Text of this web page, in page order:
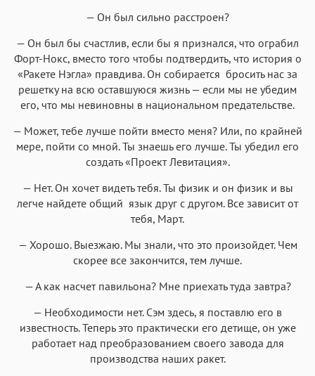
— Он был сильно расстроен?
— Он был бы счастлив, если бы я признался, что ограбил
Форт-Нокс, вместо того чтобы подтвердить, что история о
«Ракете Нэгла» правдива. Он собирается бросить нас за
решетку на всю оставшуюся жизнь — если мы не убедим
его, что мы невиновны в национальном предательстве.
— Может, тебе лучше пойти вместо меня? Или, по крайней
мере, пойти со мной. Ты знаешь его лучше. Ты убедил его
создать «Проект Левитация».
— Нет. Он хочет видеть тебя. Ты физик и он физик и вы
легче найдете общий язык друг с другом. Все зависит от
тебя, Март.
— Хорошо. Выезжаю. Мы знали, что это произойдет. Чем
скорее все закончится, тем лучше.
— А как насчет павильона? Мне приехать туда завтра?
— Необходимости нет. Сэм здесь, я поставлю его в
известность. Теперь это практически его детище, он уже
работает над преобразованием своего завода для
производства наших ракет.